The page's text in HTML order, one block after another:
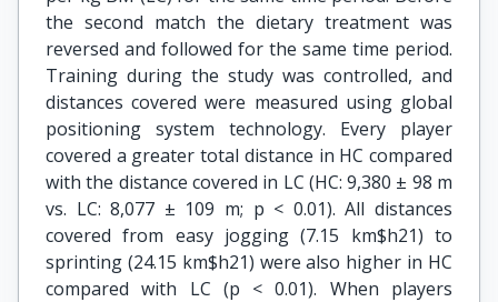
the second match the dietary treatment was
reversed and followed for the same time period.
Training during the study was controlled, and
distances covered were measured using global
positioning system technology. Every player
covered a greater total distance in HC compared
with the distance covered in LC (HC: 9,380 ± 98 m
vs. LC: 8,077 ± 109 m; p < 0.01). All distances
covered from easy jogging (7.15 km$h21) to
sprinting (24.15 km$h21) were also higher in HC
compared with LC (p < 0.01). When players